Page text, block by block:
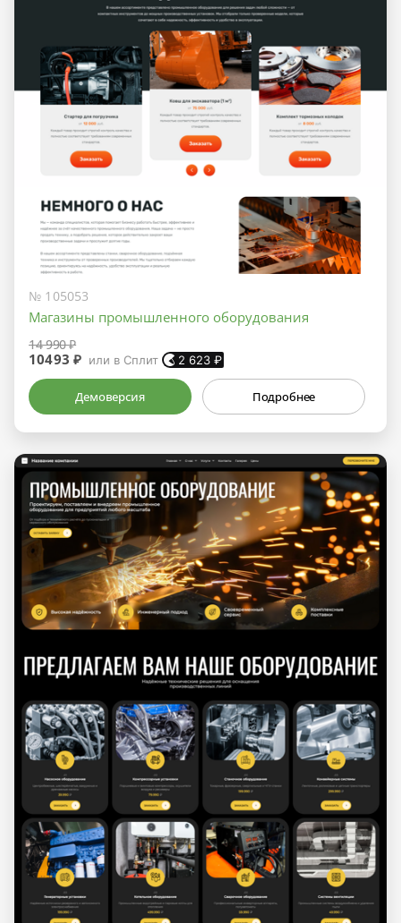
№ 105053
Магазины промышленного оборудования
14 990 ₽
10493 ₽ или в Сплит 2 623 ₽
Демоверсия Подробнее